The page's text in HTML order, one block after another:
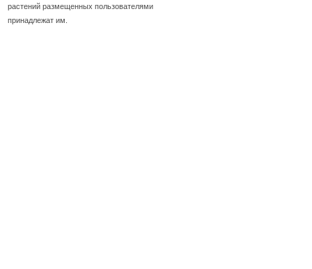
растений размещенных пользователями
принадлежат им.